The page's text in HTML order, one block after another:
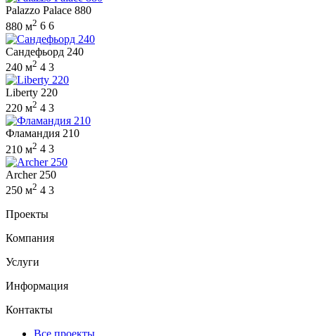
Palazzo Palace 880
880 м2 6 6
Сандефьорд 240
240 м2 4 3
Liberty 220
220 м2 4 3
Фламандия 210
210 м2 4 3
Archer 250
250 м2 4 3
Проекты
Компания
Услуги
Информация
Контакты